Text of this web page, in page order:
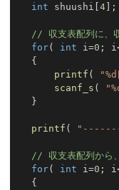
int shuushi 4 ;
// 収支表配列に、
for( int i=0 ; i
{
printf (
scanf_s (
}
printf (
// 収支表配列から
for( int i=0 ; i
{